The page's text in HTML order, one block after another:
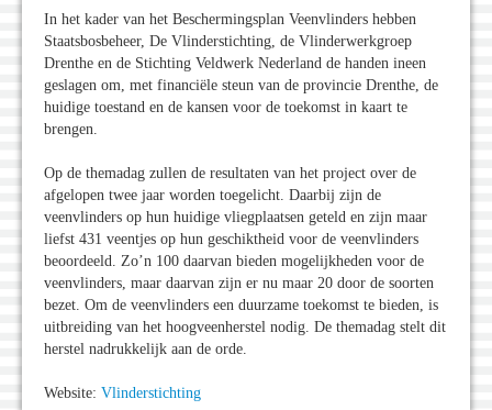
In het kader van het Beschermingsplan Veenvlinders hebben
Staatsbosbeheer, De Vlinderstichting, de Vlinderwerkgroep
Drenthe en de Stichting Veldwerk Nederland de handen ineen
geslagen om, met financiële steun van de provincie Drenthe, de
huidige toestand en de kansen voor de toekomst in kaart te
brengen.
Op de themadag zullen de resultaten van het project over de
afgelopen twee jaar worden toegelicht. Daarbij zijn de
veenvlinders op hun huidige vliegplaatsen geteld en zijn maar
liefst 431 veentjes op hun geschiktheid voor de veenvlinders
beoordeeld. Zo’n 100 daarvan bieden mogelijkheden voor de
veenvlinders, maar daarvan zijn er nu maar 20 door de soorten
bezet. Om de veenvlinders een duurzame toekomst te bieden, is
uitbreiding van het hoogveenherstel nodig. De themadag stelt dit
herstel nadrukkelijk aan de orde.
Website: Vlinderstichting